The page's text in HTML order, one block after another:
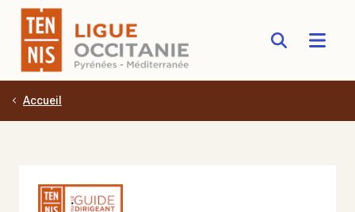
Aller au contenu principal
Accueil